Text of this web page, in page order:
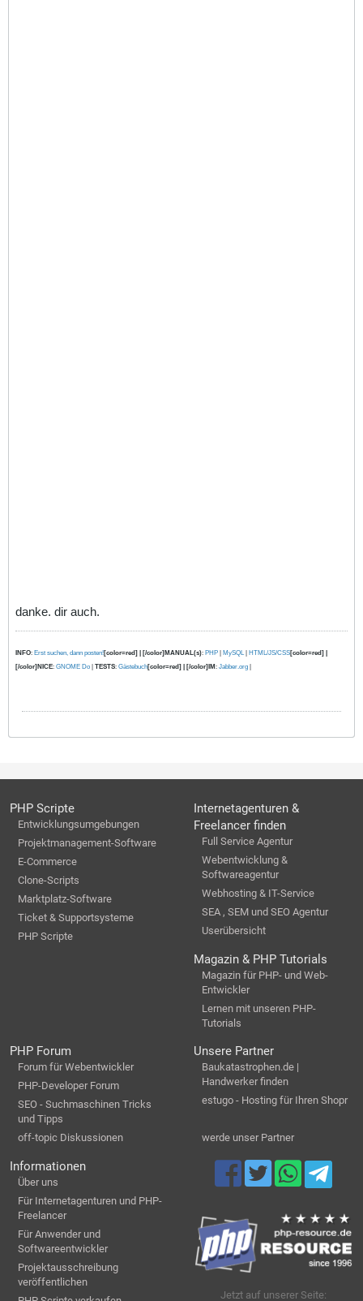
danke. dir auch.
INFO: Erst suchen, dann posten![color=red] | [/color]MANUAL(s): PHP | MySQL | HTML/JS/CSS[color=red] |
[/color]NICE: GNOME Do | TESTS: Gästebuch[color=red] | [/color]IM: Jabber.org |
PHP Scripte
Entwicklungsumgebungen
Projektmanagement-Software
E-Commerce
Clone-Scripts
Marktplatz-Software
Ticket & Supportsysteme
PHP Scripte
Internetagenturen &
Freelancer finden
Full Service Agentur
Webentwicklung &
Softwareagentur
Webhosting & IT-Service
SEA , SEM und SEO Agentur
Userübersicht
Magazin & PHP Tutorials
Magazin für PHP- und Web-
Entwickler
Lernen mit unseren PHP-
Tutorials
PHP Forum
Forum für Webentwickler
PHP-Developer Forum
SEO - Suchmaschinen Tricks
und Tipps
off-topic Diskussionen
Unsere Partner
Baukatastrophen.de |
Handwerker finden
estugo - Hosting für Ihren Shopr
werde unser Partner
Informationen
Über uns
Für Internetagenturen und PHP-
Freelancer
Für Anwender und
Softwareentwickler
Projektausschreibung
veröffentlichen
Jetzt auf unserer Seite: